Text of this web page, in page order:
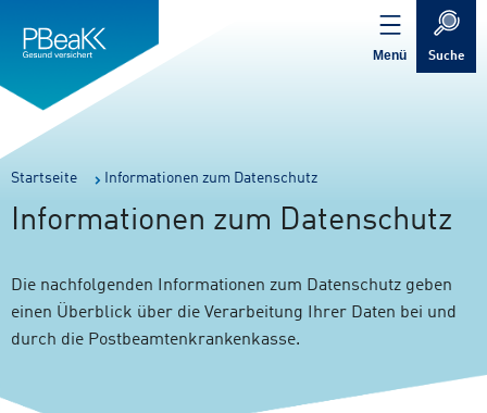
springen
springen
Verweis
zur
Menü Suche
Sie
sind
hier:
Startseite Informationen zum Datenschutz
Informationen zum Datenschutz
Die nachfolgenden Informationen zum Datenschutz geben
einen Überblick über die Verarbeitung Ihrer Daten bei und
durch die Postbeamtenkrankenkasse.